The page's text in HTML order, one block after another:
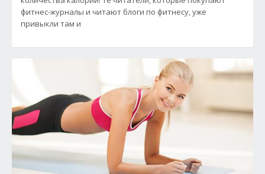
фитнес-журналы и читают блоги по фитнесу, уже
привыкли там и